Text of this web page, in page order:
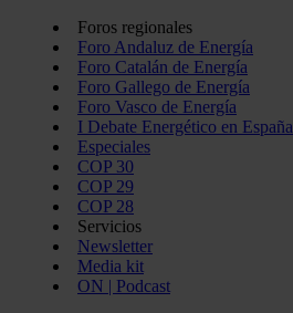
Foros regionales
Foro Andaluz de Energía
Foro Catalán de Energía
Foro Gallego de Energía
Foro Vasco de Energía
I Debate Energético en España
Especiales
COP 30
COP 29
COP 28
Servicios
Newsletter
Media kit
ON | Podcast